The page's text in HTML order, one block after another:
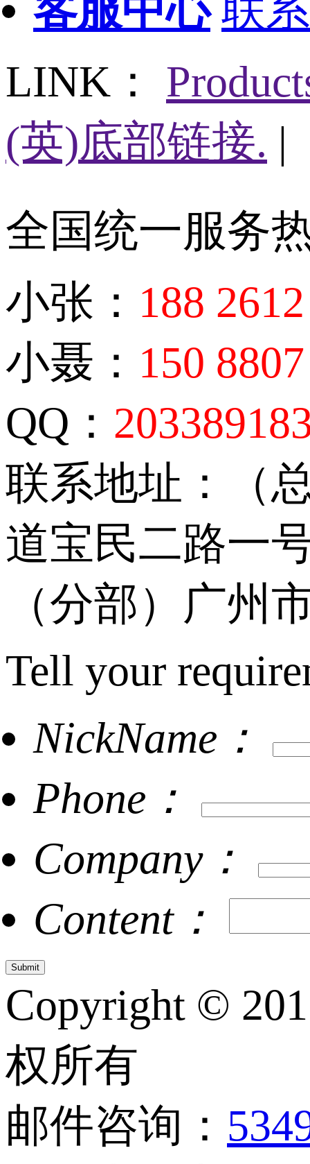
客服中心 联
LINK：
(英)底部链接. |
全国统一服务
小张： 188
小聂： 150
QQ：
联系地址：（
道宝民二路一
（分部）广州
Tell your
NickName：
Phone：
Company：
Content：
Copyright ©
权所有
邮件咨询：